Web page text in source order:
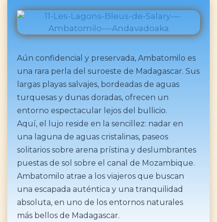
Aún confidencial y preservada, Ambatomilo es
una rara perla del suroeste de Madagascar. Sus
largas playas salvajes, bordeadas de aguas
turquesas y dunas doradas, ofrecen un
entorno espectacular lejos del bullicio.
Aquí, el lujo reside en la sencillez: nadar en
una laguna de aguas cristalinas, paseos
solitarios sobre arena prístina y deslumbrantes
puestas de sol sobre el canal de Mozambique.
Ambatomilo atrae a los viajeros que buscan
una escapada auténtica y una tranquilidad
absoluta, en uno de los entornos naturales
más bellos de Madagascar.